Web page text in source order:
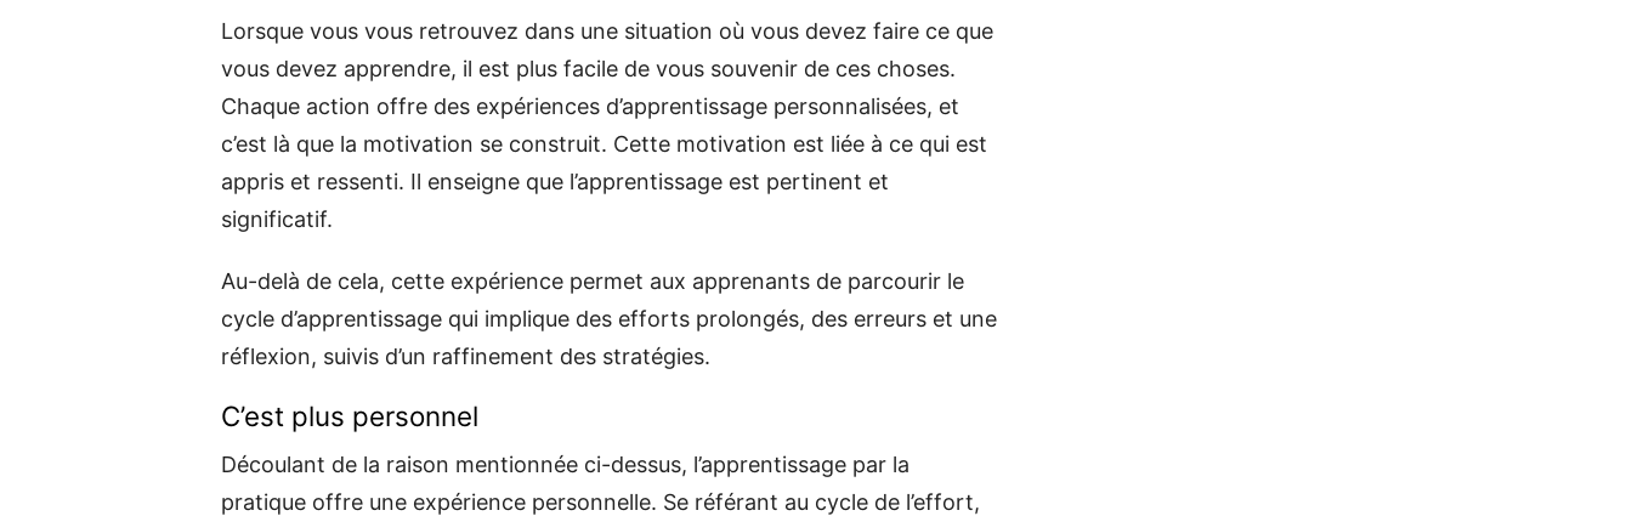
Lorsque vous vous retrouvez dans une situation où vous devez faire ce que
vous devez apprendre, il est plus facile de vous souvenir de ces choses.
Chaque action offre des expériences d’apprentissage personnalisées, et
c’est là que la motivation se construit. Cette motivation est liée à ce qui est
appris et ressenti. Il enseigne que l’apprentissage est pertinent et
significatif.
Au-delà de cela, cette expérience permet aux apprenants de parcourir le
cycle d’apprentissage qui implique des efforts prolongés, des erreurs et une
réflexion, suivis d’un raffinement des stratégies.
C’est plus personnel
Découlant de la raison mentionnée ci-dessus, l’apprentissage par la
pratique offre une expérience personnelle. Se référant au cycle de l’effort,